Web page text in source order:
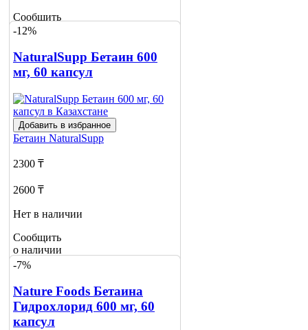
Сообщить
о наличии
-12%
NaturalSupp Бетаин 600
мг, 60 капсул
Добавить в избранное
Бетаин NaturalSupp
2300 ₸
2600 ₸
Нет в наличии
Сообщить
о наличии
-7%
Nature Foods Бетаина
Гидрохлорид 600 мг, 60
капсул